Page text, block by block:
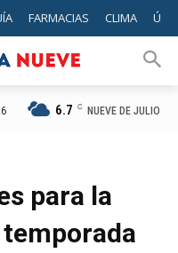
FARMACIAS CLIMA
6.7 C NUEVE DE JULIO
para la